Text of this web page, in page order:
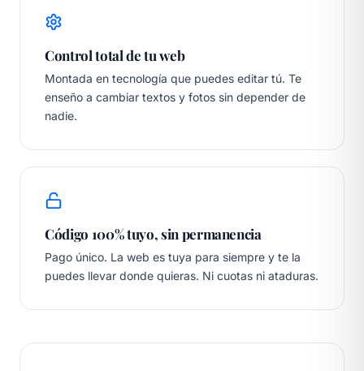
Control total de tu web
Montada en tecnología que puedes editar tú. Te
enseño a cambiar textos y fotos sin depender de
nadie.
Código 100% tuyo, sin permanencia
Pago único. La web es tuya para siempre y te la
puedes llevar donde quieras. Ni cuotas ni ataduras.